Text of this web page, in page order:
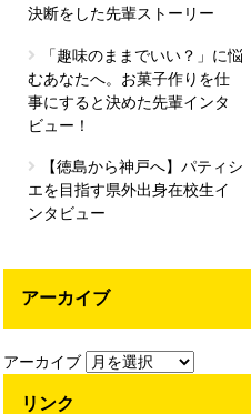
決断をした先輩ストーリー
「趣味のままでいい？」に悩
むあなたへ。お菓子作りを仕
事にすると決めた先輩インタ
ビュー！
【徳島から神戸へ】パティシ
エを目指す県外出身在校生イ
ンタビュー
アーカイブ
アーカイブ
リンク